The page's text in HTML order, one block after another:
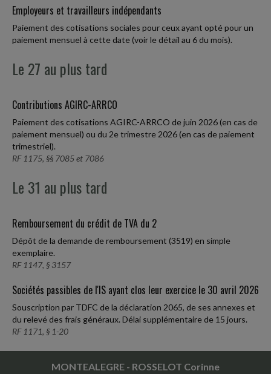
Employeurs et travailleurs indépendants
Paiement des cotisations sociales pour ceux ayant opté pour un
paiement mensuel à cette date (voir le détail au 6 du mois).
Le 27 au plus tard
Contributions AGIRC-ARRCO
Paiement des cotisations AGIRC-ARRCO de juin 2026 (en cas de
paiement mensuel) ou du 2e trimestre 2026 (en cas de paiement
trimestriel).
RF 1175, §§ 7085 et 7086
Le 31 au plus tard
Remboursement du crédit de TVA du 2
Dépôt de la demande de remboursement (3519) en simple
exemplaire.
RF 1147, § 3157
Sociétés passibles de l'IS ayant clos leur exercice le 30 avril 2026
Souscription par TDFC de la déclaration 2065, de ses annexes et
du relevé des frais généraux. Délai supplémentaire de 15 jours.
RF 1171, § 1-20
MONTEALEGRE - ROSSELOT Corinne